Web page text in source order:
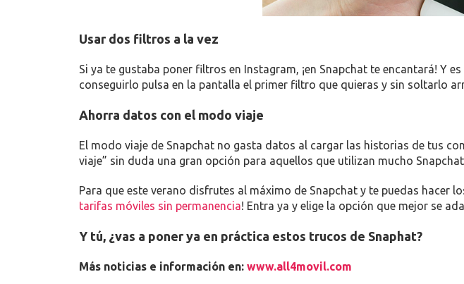
Usar dos filtros a la vez
Si ya te gustaba poner filtros en Instagram, ¡en Snapchat te encantará! Y
conseguirlo pulsa en la pantalla el primer filtro que quieras y sin soltarlo
Ahorra datos con el modo viaje
El modo viaje de Snapchat no gasta datos al cargar las historias de tus
viaje” sin duda una gran opción para aquellos que utilizan mucho
Para que este verano disfrutes al máximo de Snapchat y te puedas hacer
tarifas móviles sin permanencia! Entra ya y elige la opción que mejor se
Y tú, ¿vas a poner ya en práctica estos trucos de Snaphat?
Más noticias e información en: www.all4movil.com